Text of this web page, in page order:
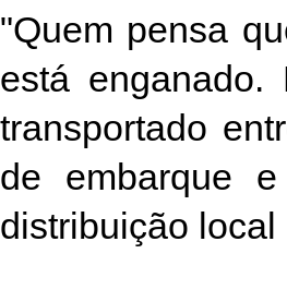
"Quem pensa
está
transportado
de embarque
distribuição